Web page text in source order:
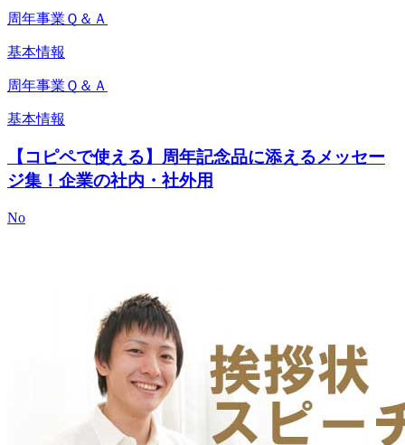
周年事業Ｑ＆Ａ
基本情報
周年事業Ｑ＆Ａ
基本情報
【コピペで使える】周年記念品に添えるメッセー
ジ集！企業の社内・社外用
No